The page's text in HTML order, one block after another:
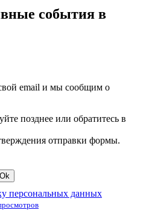
события в
email и мы сообщим о
позднее или обратитесь в
отправки формы.
Ok
персональных данных